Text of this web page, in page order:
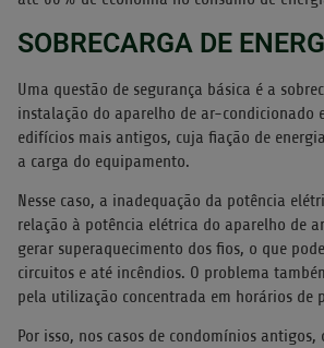
SOBRECARGA DE
Uma questão de segurança básica é a
instalação do aparelho de ar-condicionado
edifícios mais antigos, cuja fiação de
a carga do equipamento.
Nesse caso, a inadequação da potência
relação à potência elétrica do aparelho de
gerar superaquecimento dos fios, o que
circuitos e até incêndios. O problema
pela utilização concentrada em horários de
Por isso, nos casos de condomínios antigos,